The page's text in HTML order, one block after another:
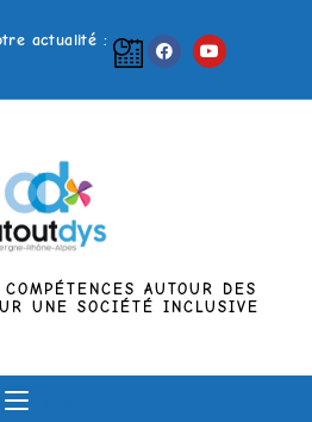
actualité :
AUTOUR DES
UNE SOCIÉTÉ INCLUSIVE